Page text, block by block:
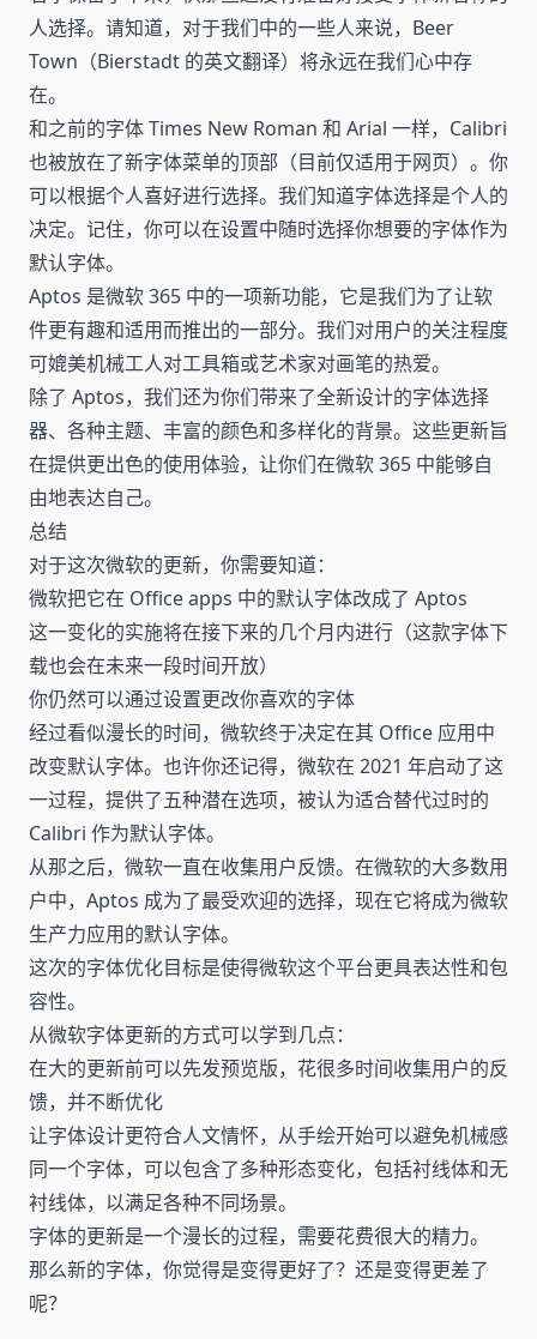
人选择。请知道，对于我们中的一些人来说，Beer
Town（Bierstadt 的英文翻译）将永远在我们心中存
在。
和之前的字体 Times New Roman 和 Arial 一样，Calibri
也被放在了新字体菜单的顶部（目前仅适用于网页）。你
可以根据个人喜好进行选择。我们知道字体选择是个人的
决定。记住，你可以在设置中随时选择你想要的字体作为
默认字体。
Aptos 是微软 365 中的一项新功能，它是我们为了让软
件更有趣和适用而推出的一部分。我们对用户的关注程度
可媲美机械工人对工具箱或艺术家对画笔的热爱。
除了 Aptos，我们还为你们带来了全新设计的字体选择
器、各种主题、丰富的颜色和多样化的背景。这些更新旨
在提供更出色的使用体验，让你们在微软 365 中能够自
由地表达自己。
总结
对于这次微软的更新，你需要知道：
微软把它在 Office apps 中的默认字体改成了 Aptos
这一变化的实施将在接下来的几个月内进行（这款字体下
载也会在未来一段时间开放）
你仍然可以通过设置更改你喜欢的字体
经过看似漫长的时间，微软终于决定在其 Office 应用中
改变默认字体。也许你还记得，微软在 2021 年启动了这
一过程，提供了五种潜在选项，被认为适合替代过时的
Calibri 作为默认字体。
从那之后，微软一直在收集用户反馈。在微软的大多数用
户中，Aptos 成为了最受欢迎的选择，现在它将成为微软
生产力应用的默认字体。
这次的字体优化目标是使得微软这个平台更具表达性和包
容性。
从微软字体更新的方式可以学到几点：
在大的更新前可以先发预览版，花很多时间收集用户的反
馈，并不断优化
让字体设计更符合人文情怀，从手绘开始可以避免机械感
同一个字体，可以包含了多种形态变化，包括衬线体和无
衬线体，以满足各种不同场景。
字体的更新是一个漫长的过程，需要花费很大的精力。
那么新的字体，你觉得是变得更好了？还是变得更差了
呢？